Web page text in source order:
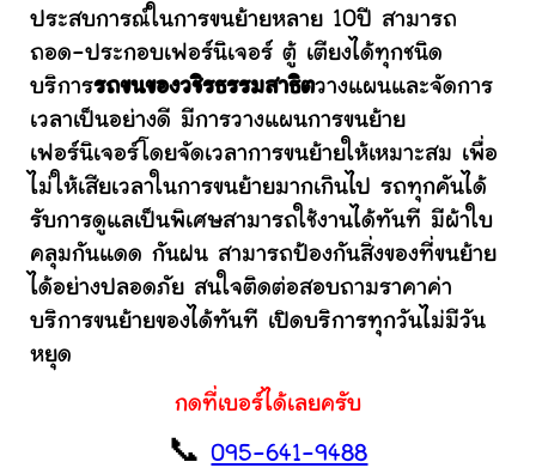
ประสบการณ์ในการขนย้ายหลาย 10ปี สามารถ
ถอด-ประกอบเฟอร์นิเจอร์ ตู้ เตียงได้ทุกชนิด
บริการรถขนของวชิรธรรมสาธิตวางแผนและจัดการ
เวลาเป็นอย่างดี มีการวางแผนการขนย้าย
เฟอร์นิเจอร์โดยจัดเวลาการขนย้ายให้เหมาะสม เพื่อ
ไม่ให้เสียเวลาในการขนย้ายมากเกินไป รถทุกคันได้
รับการดูแลเป็นพิเศษสามารถใช้งานได้ทันที มีผ้าใบ
คลุมกันแดด กันฝน สามารถป้องกันสิ่งของที่ขนย้าย
ได้อย่างปลอดภัย สนใจติดต่อสอบถามราคาค่า
บริการขนย้ายของได้ทันที เปิดบริการทุกวันไม่มีวัน
หยุด
กดที่เบอร์ได้เลยครับ
📞095-641-9488